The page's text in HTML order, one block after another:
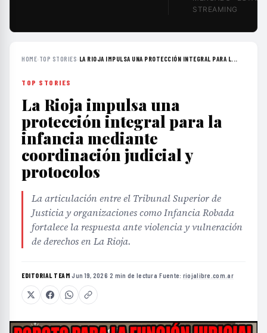
STREAMING
HOME› TOP STORIES› LA RIOJA IMPULSA UNA PROTECCIÓN INTEGRAL PARA L...
TOP STORIES
La Rioja impulsa una
protección integral para la
infancia mediante
coordinación judicial y
protocolos
La articulación entre el Tribunal Superior de
Justicia y organizaciones como Infancia Robada
fortalece la respuesta ante violencia y vulneración
de derechos en La Rioja.
EDITORIAL TEAM·Jun 19, 2026·2 min de lectura·Fuente: riojalibre.com.ar